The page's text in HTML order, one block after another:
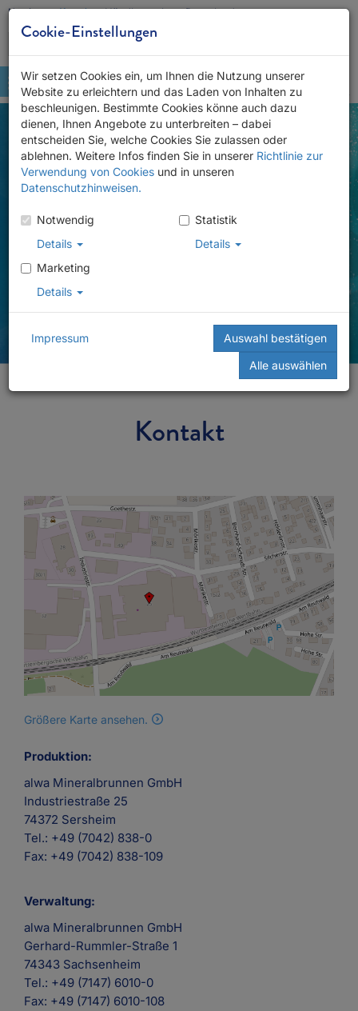
Karriere Kontakt Händlersuche Downloads
Kontakt
Größere Karte ansehen.
Produktion:
alwa Mineralbrunnen GmbH
Industriestraße 25
74372 Sersheim
Tel.: +49 (7042) 838-0
Fax: +49 (7042) 838-109
Verwaltung:
alwa Mineralbrunnen GmbH
Gerhard-Rummler-Straße 1
74343 Sachsenheim
Tel.: +49 (7147) 6010-0
Fax: +49 (7147) 6010-108
Cookie-Einstellungen
Wir setzen Cookies ein, um Ihnen die Nutzung unserer
Website zu erleichtern und das Laden von Inhalten zu
beschleunigen. Bestimmte Cookies könne auch dazu
dienen, Ihnen Angebote zu unterbreiten – dabei
entscheiden Sie, welche Cookies Sie zulassen oder
ablehnen. Weitere Infos finden Sie in unserer Richtlinie zur
Verwendung von Cookies und in unseren
Datenschutzhinweisen.
Notwendig
Details
Statistik
Details
Marketing
Details
Impressum
Auswahl bestätigen
Alle auswählen